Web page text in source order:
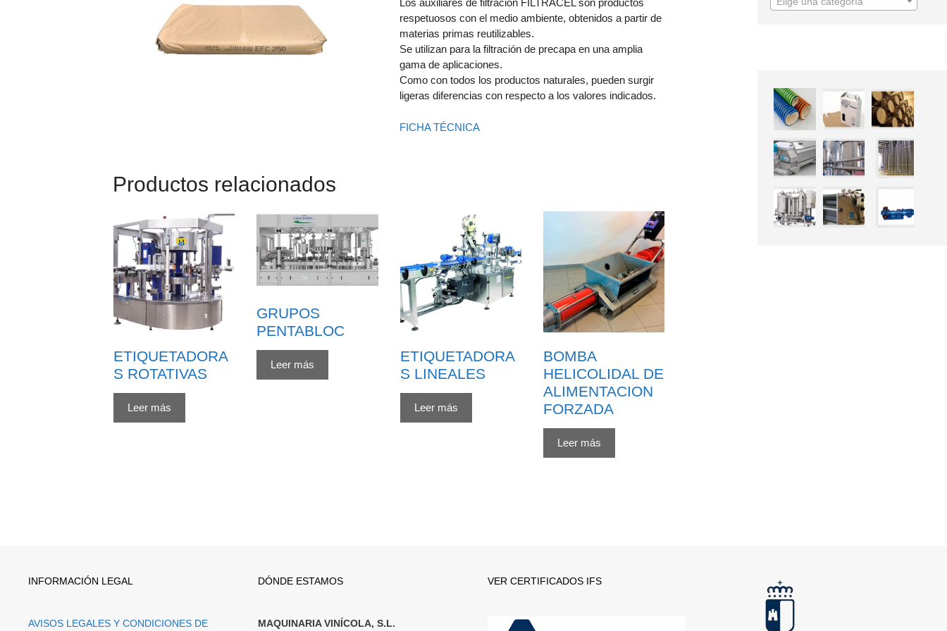
Los auxiliares de filtración FILTRACEL son productos
respetuosos con el medio ambiente, obtenidos a partir de
materias primas reutilizables.
Se utilizan para la filtración de precapa en una amplia
gama de aplicaciones.
Como con todos los productos naturales, pueden surgir
ligeras diferencias con respecto a los valores indicados.
FICHA TÉCNICA
Productos relacionados
ETIQUETADORA
S ROTATIVAS
Leer más
GRUPOS
PENTABLOC
Leer más
ETIQUETADORA
S LINEALES
Leer más
BOMBA
HELICOLIDAL DE
ALIMENTACION
FORZADA
Leer más
INFORMACIÓN LEGAL
AVISOS LEGALES Y CONDICIONES DE
DÓNDE ESTAMOS
MAQUINARIA VINÍCOLA, S.L.
VER CERTIFICADOS IFS